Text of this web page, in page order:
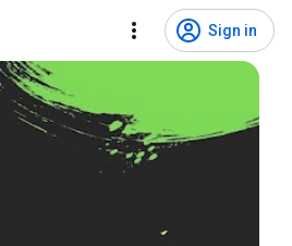
Sign in